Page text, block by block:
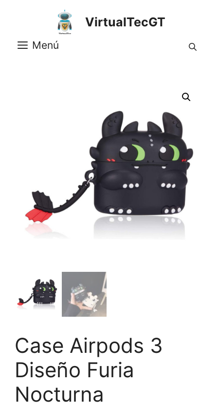
VirtualTecGT
Menú
Case Airpods 3
Diseño Furia
Nocturna